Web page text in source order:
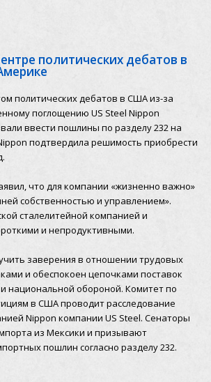
политических дебатов в
политических дебатов в США из-за
поглощению US Steel Nippon
ввести пошлины по разделу 232 на
подтвердила решимость приобрести
что для компании «жизненно важно»
собственностью и управлением».
сталелитейной компанией и
и непродуктивными.
заверения в отношении трудовых
и обеспокоен цепочками поставок
национальной обороной. Комитет по
в США проводит расследование
Nippon компании US Steel. Сенаторы
из Мексики и призывают
пошлин согласно разделу 232.